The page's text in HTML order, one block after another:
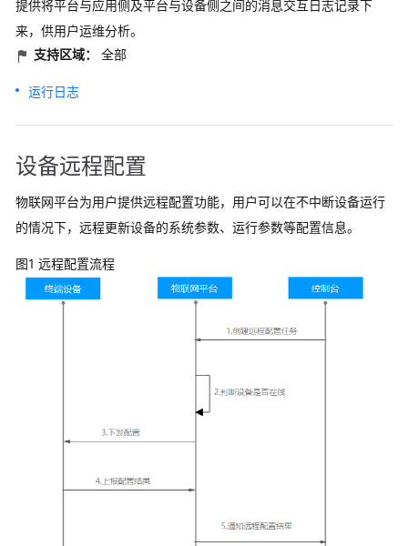
提供将平台与应用侧及平台与设备侧之间的消息交互日志记录下
来，供用户运维分析。
支持区域：
全部
运行日志
设备远程配置
物联网平台为用户提供远程配置功能，用户可以在不中断设备运行
的情况下，远程更新设备的系统参数、运行参数等配置信息。
图1 远程配置流程